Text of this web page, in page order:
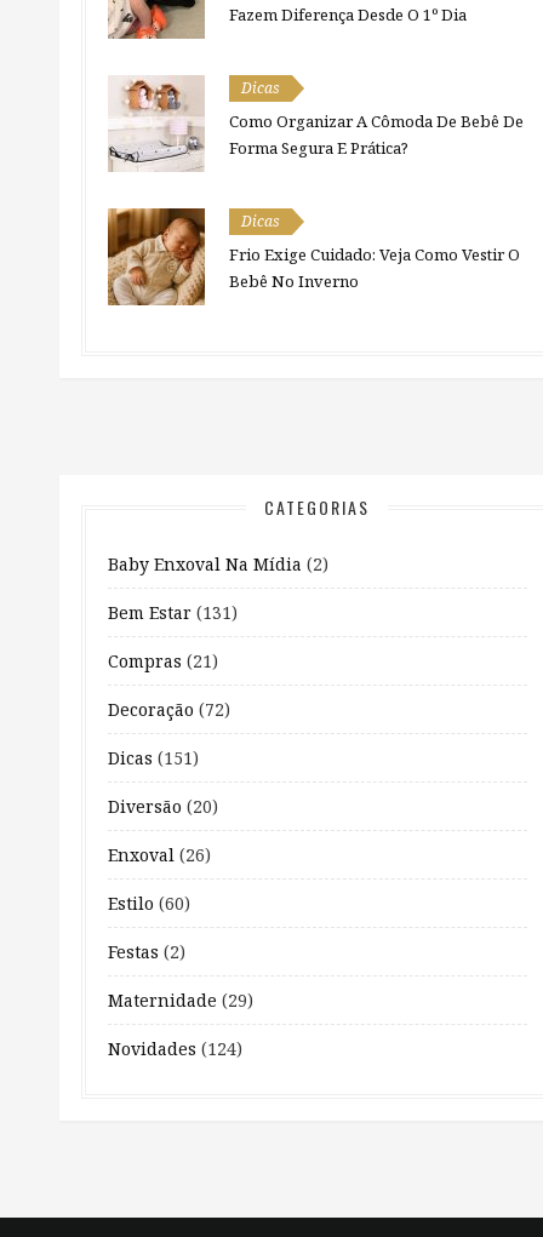
Fazem Diferença Desde O 1º Dia
Dicas
Como Organizar A Cômoda De Bebê De
Forma Segura E Prática?
Dicas
Frio Exige Cuidado: Veja Como Vestir O
Bebê No Inverno
CATEGORIAS
Baby Enxoval Na Mídia (2)
Bem Estar (131)
Compras (21)
Decoração (72)
Dicas (151)
Diversão (20)
Enxoval (26)
Estilo (60)
Festas (2)
Maternidade (29)
Novidades (124)